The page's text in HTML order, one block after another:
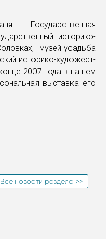
Государственная
историко-
музей-усадьба
историко-художест-
2007 года в нашем
выставка его
Все новости раздела >>